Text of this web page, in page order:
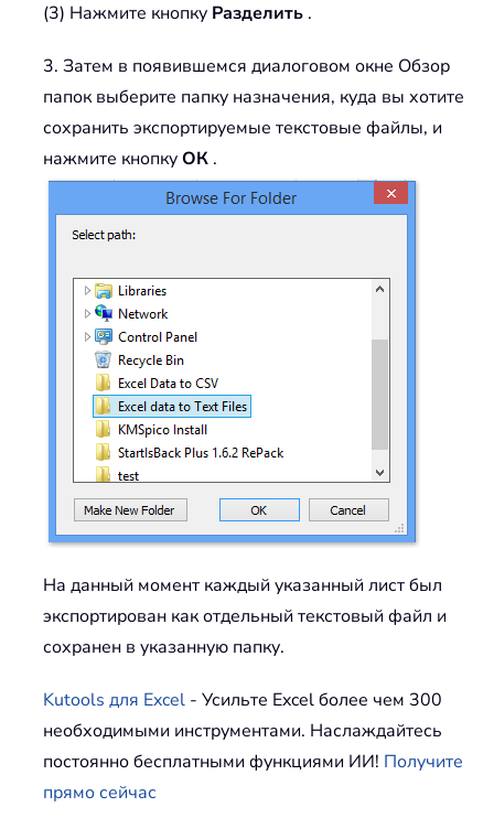
(3) Нажмите кнопку Разделить .
3. Затем в появившемся диалоговом окне Обзор
папок выберите папку назначения, куда вы хотите
сохранить экспортируемые текстовые файлы, и
нажмите кнопкуОК .
На данный момент каждый указанный лист был
экспортирован как отдельный текстовый файл и
сохранен в указанную папку.
Kutools для Excel - Усильте Excel более чем 300
необходимыми инструментами. Наслаждайтесь
постоянно бесплатными функциями ИИ! Получите
прямо сейчас